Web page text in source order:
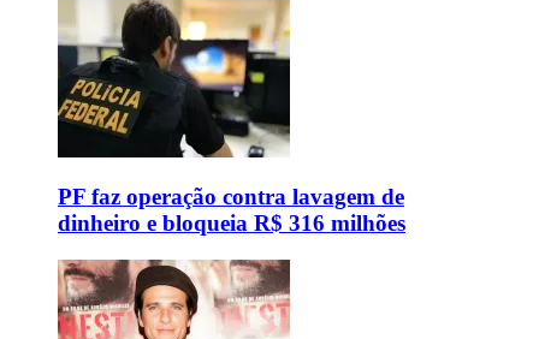
PF faz operação contra lavagem de
dinheiro e bloqueia R$ 316 milhões